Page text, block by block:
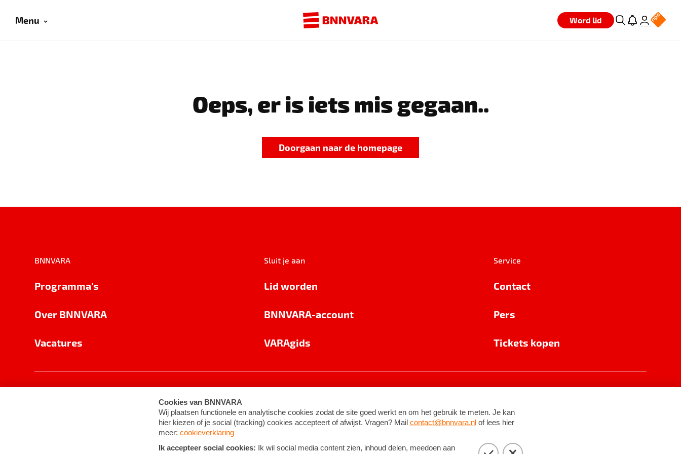
Menu Word lid
Oeps, er is iets mis gegaan..
Doorgaan naar de homepage
BNNVARA
Programma's
Over BNNVARA
Vacatures
Sluit je aan
Lid worden
BNNVARA-account
VARAgids
Service
Contact
Pers
Tickets kopen
Cookie-instellingen Algemene voorwaarden ©2026BNNVARA